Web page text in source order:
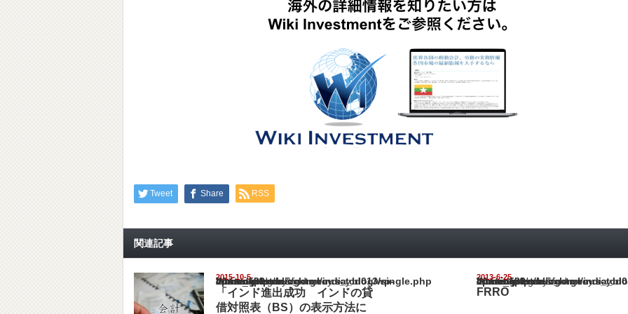
Tweet Share RSS
関連記事
2015-10-5
Warning
: Undefined array key "show_category" in
/home/netst/kuno-cpa.co.jp/public_html/india_blog/wp-content/themes/gorgeous_tcd013/single.php
on line183
「インド進出成功 インドの貸
借対照表（BS）の表示方法に
2013-6-25
Warning
: Undefined array key "show_category" in
/home/netst/kuno-cpa.co.jp/public_html/india_blog/wp-content/
on line183
FRRO